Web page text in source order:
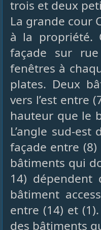
trois et deux
La grande cour
à la propriété.
façade sur
fenêtres à
plates. Deux
vers l’est entre
hauteur que le
L’angle sud-
façade entre
bâtiments qui
14)
bâtiment
entre (14) et
des bâtiments